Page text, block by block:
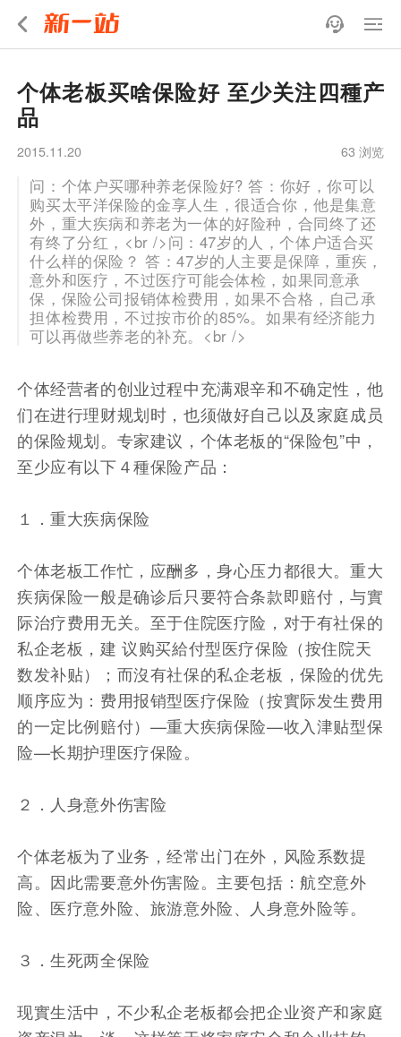
个体老板买啥保险好 至少关注四種产
品
2015.11.20 63 浏览
问：个体户买哪种养老保险好? 答：你好，你可以
购买太平洋保险的金享人生，很适合你，他是集意
外，重大疾病和养老为一体的好险种，合同终了还
有终了分红，<br />问：47岁的人，个体户适合买
什么样的保险？ 答：47岁的人主要是保障，重疾，
意外和医疗，不过医疗可能会体检，如果同意承
保，保险公司报销体检费用，如果不合格，自己承
担体检费用，不过按市价的85%。如果有经济能力
可以再做些养老的补充。<br />
个体经营者的创业过程中充满艰辛和不确定性，他
们在进行理财规划时，也须做好自己以及家庭成员
的保险规划。专家建议，个体老板的“保险包”中，
至少应有以下４種保险产品：
１．重大疾病保险
个体老板工作忙，应酬多，身心压力都很大。重大
疾病保险一般是确诊后只要符合条款即赔付，与實
际治疗费用无关。至于住院医疗险，对于有社保的
私企老板，建 议购买給付型医疗保险（按住院天
数发补贴）；而沒有社保的私企老板，保险的优先
顺序应为：费用报销型医疗保险（按實际发生费用
的一定比例赔付）—重大疾病保险—收入津贴型保
险—长期护理医疗保险。
２．人身意外伤害险
个体老板为了业务，经常出门在外，风险系数提
高。因此需要意外伤害险。主要包括：航空意外
险、医疗意外险、旅游意外险、人身意外险等。
３．生死两全保险
现實生活中，不少私企老板都会把企业资产和家庭